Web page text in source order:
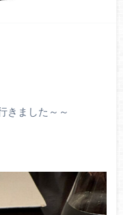
きました～～